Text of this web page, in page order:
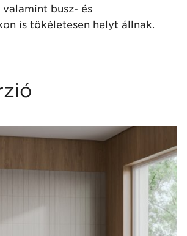
busz- és
is tökéletesen helyt állnak.